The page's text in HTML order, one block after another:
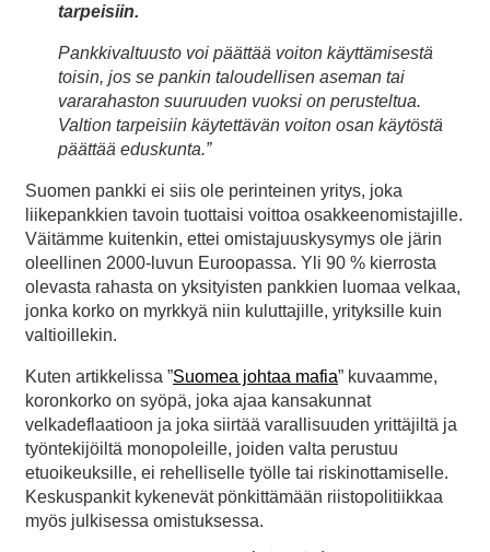
tarpeisiin.
Pankkivaltuusto voi päättää voiton käyttämisestä
toisin, jos se pankin taloudellisen aseman tai
vararahaston suuruuden vuoksi on perusteltua.
Valtion tarpeisiin käytettävän voiton osan käytöstä
päättää eduskunta.”
Suomen pankki ei siis ole perinteinen yritys, joka
liikepankkien tavoin tuottaisi voittoa osakkeenomistajille.
Väitämme kuitenkin, ettei omistajuuskysymys ole järin
oleellinen 2000-luvun Euroopassa. Yli 90 % kierrosta
olevasta rahasta on yksityisten pankkien luomaa velkaa,
jonka korko on myrkkyä niin kuluttajille, yrityksille kuin
valtioillekin.
Kuten artikkelissa ”Suomea johtaa mafia” kuvaamme,
koronkorko on syöpä, joka ajaa kansakunnat
velkadeflaatioon ja joka siirtää varallisuuden yrittäjiltä ja
työntekijöiltä monopoleille, joiden valta perustuu
etuoikeuksille, ei rehelliselle työlle tai riskinottamiselle.
Keskuspankit kykenevät pönkittämään riistopolitiikkaa
myös julkisessa omistuksessa.